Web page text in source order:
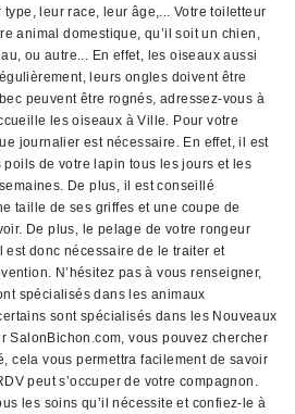
leur race, leur âge,... Votre toiletteur
animal domestique, qu’il soit un chien,
ou autre... En effet, les oiseaux aussi
leurs ongles doivent être
peuvent être rognés, adressez-vous à
les oiseaux à Ville. Pour votre
journalier est nécessaire. En effet, il est
de votre lapin tous les jours et les
De plus, il est conseillé
taille de ses griffes et une coupe de
De plus, le pelage de votre rongeur
est donc nécessaire de le traiter et
N’hésitez pas à vous renseigner,
spécialisés dans les animaux
sont spécialisés dans les Nouveaux
SalonBichon.com, vous pouvez chercher
cela vous permettra facilement de savoir
peut s’occuper de votre compagnon.
les soins qu’il nécessite et confiez-le à